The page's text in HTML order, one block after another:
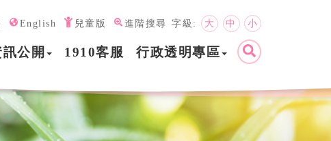
English 兒童版 進階搜尋 字級: 大 中 小
公開 1910客服 行政透明專區